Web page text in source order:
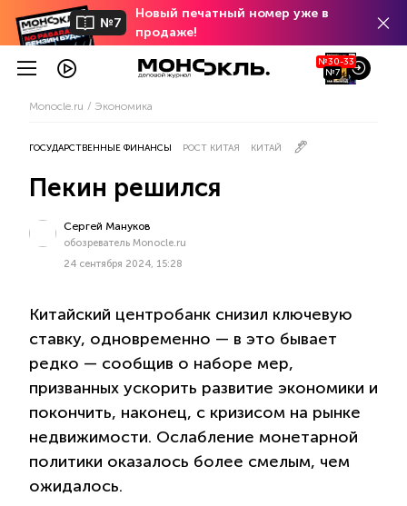
№7
Новый печатный номер уже в
продаже!
№30-33
№7
Monocle.ru Экономика
ГОСУДАРСТВЕННЫЕ ФИНАНСЫ РОСТ КИТАЯ КИТАЙ
Пекин решился
Сергей Мануков
обозреватель Monocle.ru
24 сентября 2024, 15:28
Китайский центробанк снизил ключевую
ставку, одновременно — в это бывает
редко — сообщив о наборе мер,
призванных ускорить развитие экономики и
покончить, наконец, с кризисом на рынке
недвижимости. Ослабление монетарной
политики оказалось более смелым, чем
ожидалось.